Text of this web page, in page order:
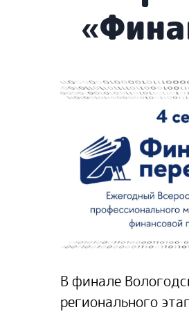
В финале
регионального